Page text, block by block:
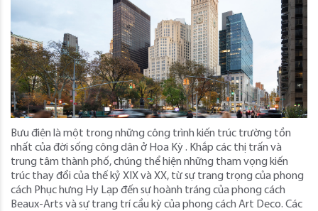
Bưu điện là một trong những công trình kiến ​​trúc trường tồn
nhất của đời sống công dân ở Hoa Kỳ . Khắp các thị trấn và
trung tâm thành phố, chúng thể hiện những tham vọng kiến ​​
trúc thay đổi của thế kỷ XIX và XX, từ sự trang trọng của phong
cách Phục hưng Hy Lạp đến sự hoành tráng của phong cách
Beaux-Arts và sự trang trí cầu kỳ của phong cách Art Deco. Các